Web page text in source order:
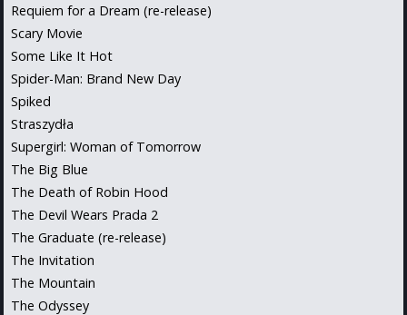
Requiem for a Dream (re-release)
Scary Movie
Some Like It Hot
Spider-Man: Brand New Day
Spiked
Straszydła
Supergirl: Woman of Tomorrow
The Big Blue
The Death of Robin Hood
The Devil Wears Prada 2
The Graduate (re-release)
The Invitation
The Mountain
The Odyssey